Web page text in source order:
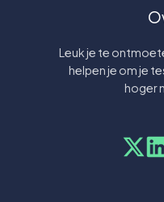
Leuk je te
helpen je om je
hoger